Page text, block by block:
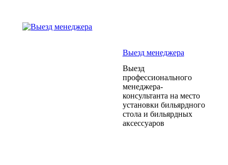
Выезд менеджера
Выезд
профессионального
менеджера-
консультанта на место
установки бильярдного
стола и бильярдных
аксессуаров